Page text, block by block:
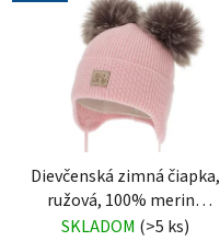
Dievčenská zimná čiapka,
ružová, 100% merino
vlnená, zaväzovacia,
SKLADOM (>5 ks)